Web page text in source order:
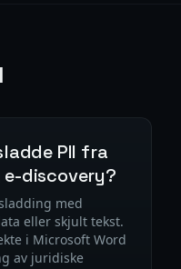
PII fra
discovery?
med
eller skjult tekst.
i Microsoft Word
av juridiske